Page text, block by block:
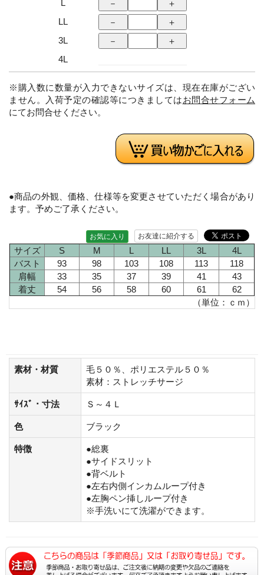
L
LL
3L
4L
※購入数に数量が入力できないサイズは、現在在庫がござい
ません。入荷予定の確認等につきましてはお問合せフォーム
にてお問合せください。
●商品の外観、価格、仕様等を変更させていただく場合があり
ます。予めご了承ください。
お友達に紹介する
お気に入り
サイズ S M L LL 3L
4L
バスト
93 98 103 108 113
118
肩幅
33 35 37 39 41
43
着丈
54 56 58 60 61
62
（単位：ｃｍ）
素材・材質
毛５０％、ポリエステル５０％
素材：ストレッチサージ
ｻｲｽﾞ・寸法 Ｓ～４Ｌ
色 ブラック
特徴
●総裏
●サイドスリット
●背ベルト
●左右内側インカムループ付き
●左胸ペン挿しループ付き
※手洗いにて洗濯ができます。